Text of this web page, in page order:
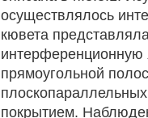
осуществлялось
кювета
прямоугольной
покрытием.